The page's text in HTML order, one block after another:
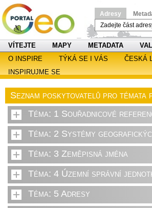
Adresy
VÍTEJTE MAPY METADATA
O INSPIRE
TÝKÁ SE I VÁS ČESKÁ
INSPIRUJME SE
Seznam poskytovatelů pro témata
Téma: 1 Souřadnicové
Téma: 2 Systémy
Téma: 3 Zeměpisná jména
Téma: 4 Územní správní
Téma: 5 Adresy